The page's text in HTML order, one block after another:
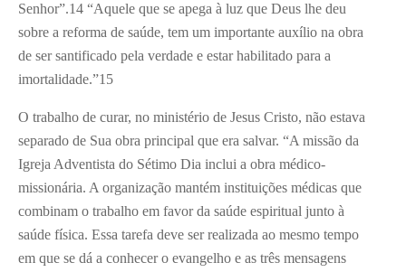
Senhor”.14 “Aquele que se apega à luz que Deus lhe deu
sobre a reforma de saúde, tem um importante auxílio na obra
de ser santificado pela verdade e estar habilitado para a
imortalidade.”15
O trabalho de curar, no ministério de Jesus Cristo, não estava
separado de Sua obra principal que era salvar. “A missão da
Igreja Adventista do Sétimo Dia inclui a obra médico-
missionária. A organização mantém instituições médicas que
combinam o trabalho em favor da saúde espiritual junto à
saúde física. Essa tarefa deve ser realizada ao mesmo tempo
em que se dá a conhecer o evangelho e as três mensagens